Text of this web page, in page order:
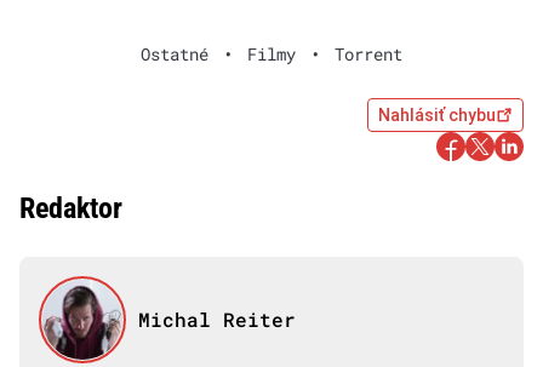
Ostatné • Filmy • Torrent
Nahlásiť chybu
Redaktor
Michal Reiter